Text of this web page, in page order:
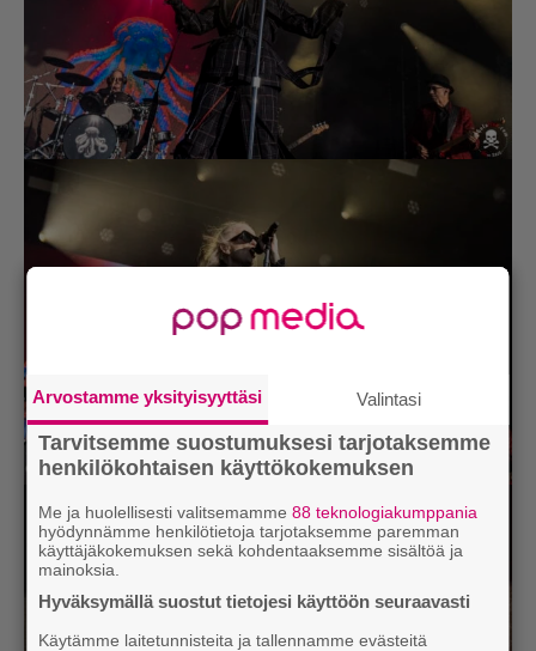
Arvostamme yksityisyyttäsi Valintasi
Tarvitsemme suostumuksesi tarjotaksemme
henkilökohtaisen käyttökokemuksen
Me ja huolellisesti valitsemamme88 teknologiakumppania
hyödynnämme henkilötietoja tarjotaksemme paremman
käyttäjäkokemuksen sekä kohdentaaksemme sisältöä ja
mainoksia.
Hyväksymällä suostut tietojesi käyttöön seuraavasti
Käytämme laitetunnisteita ja tallennamme evästeitä